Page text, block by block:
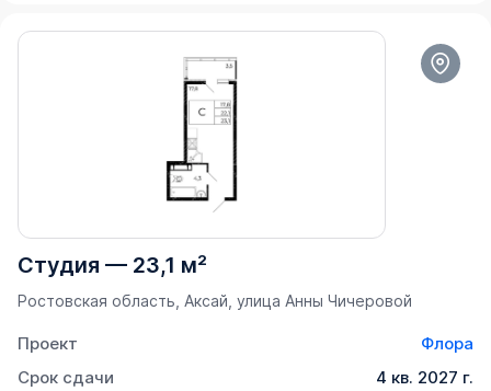
Студия — 23,1 м²
Ростовская область, Аксай, улица Анны Чичеровой
Проект
Флора
Срок сдачи
4 кв. 2027 г.